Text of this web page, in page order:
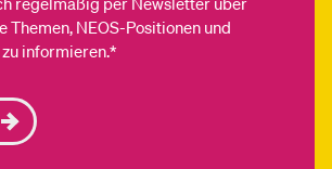
Themen, NEOS-Positionen und
informieren.*